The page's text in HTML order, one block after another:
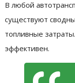
В любой
существуют
топливные
эффективен.